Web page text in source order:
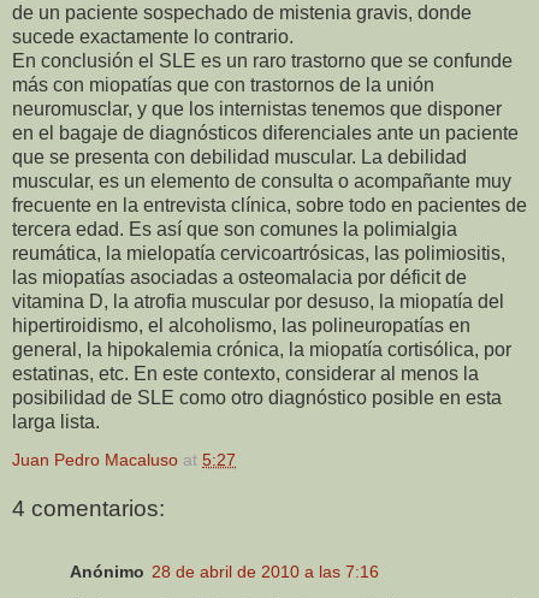
de un paciente sospechado de mistenia gravis, donde
sucede exactamente lo contrario.
En conclusión el SLE es un raro trastorno que se confunde
más con miopatías que con trastornos de la unión
neuromusclar, y que los internistas tenemos que disponer
en el bagaje de diagnósticos diferenciales ante un paciente
que se presenta con debilidad muscular. La debilidad
muscular, es un elemento de consulta o acompañante muy
frecuente en la entrevista clínica, sobre todo en pacientes de
tercera edad. Es así que son comunes la polimialgia
reumática, la mielopatía cervicoartrósicas, las polimiositis,
las miopatías asociadas a osteomalacia por déficit de
vitamina D, la atrofia muscular por desuso, la miopatía del
hipertiroidismo, el alcoholismo, las polineuropatías en
general, la hipokalemia crónica, la miopatía cortisólica, por
estatinas, etc. En este contexto, considerar al menos la
posibilidad de SLE como otro diagnóstico posible en esta
larga lista.
Juan Pedro Macaluso at 5:27
4 comentarios:
Anónimo 28 de abril de 2010 a las 7:16